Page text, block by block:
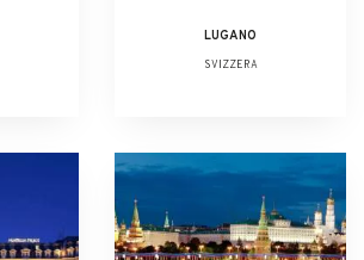
LUGANO
SVIZZERA